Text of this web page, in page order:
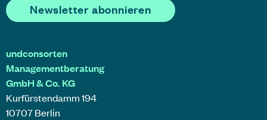
Newsletter abonnieren
undconsorten
Managementberatung
GmbH & Co. KG
Kurfürstendamm 194
10707 Berlin